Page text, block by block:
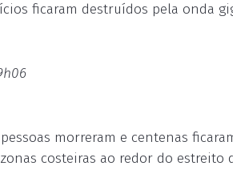
ficaram destruídos pela onda
morreram e centenas
costeiras ao redor do